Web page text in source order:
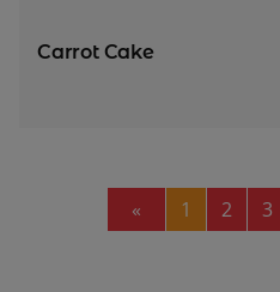
Carrot Cake
« Previous
1 2 3